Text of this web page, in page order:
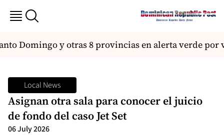
Domingo y otras 8 provincias en alerta verde por
Local News
Asignan otra sala para conocer el juicio
de fondo del caso Jet Set
06 July 2026